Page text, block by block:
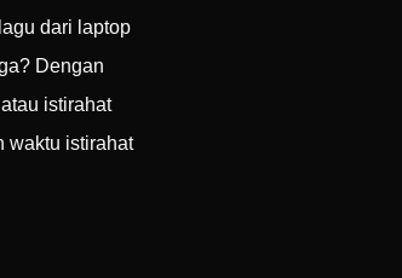
dari laptop
Dengan
istirahat
waktu istirahat